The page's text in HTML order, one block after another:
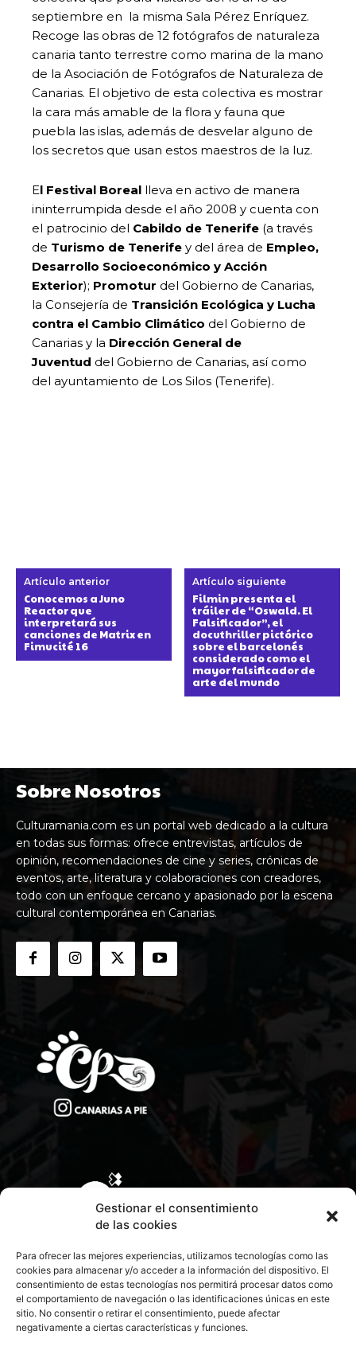
Gestionar el consentimiento
de las cookies
Para ofrecer las mejores experiencias, utilizamos tecnologías como las
cookies para almacenar y/o acceder a la información del dispositivo. El
consentimiento de estas tecnologías nos permitirá procesar datos como
el comportamiento de navegación o las identificaciones únicas en este
sitio. No consentir o retirar el consentimiento, puede afectar
negativamente a ciertas características y funciones.
septiembre en la misma Sala Pérez Enríquez.
Recoge las obras de 12 fotógrafos de naturaleza
canaria tanto terrestre como marina de la mano
de la Asociación de Fotógrafos de Naturaleza de
Canarias. El objetivo de esta colectiva es mostrar
la cara más amable de la flora y fauna que
puebla las islas, además de desvelar alguno de
los secretos que usan estos maestros de la luz.
El Festival Boreal lleva en activo de manera
ininterrumpida desde el año 2008 y cuenta con
el patrocinio del Cabildo de Tenerife (a través
de Turismo de Tenerife y del área de Empleo,
Desarrollo Socioeconómico y Acción
Exterior); Promotur del Gobierno de Canarias,
la Consejería de Transición Ecológica y Lucha
contra el Cambio Climático del Gobierno de
Canarias y la Dirección General de
Juventud del Gobierno de Canarias, así como
del ayuntamiento de Los Silos (Tenerife).
Artículo anterior
Conocemos a Juno
Reactor que
interpretará sus
canciones de Matrix en
Fimucité 16
Artículo siguiente
Filmin presenta el
tráiler de “Oswald. El
Falsificador”, el
docuthriller pictórico
sobre el barcelonés
considerado como el
mayor falsificador de
arte del mundo
Sobre Nosotros
Culturamania.com es un portal web dedicado a la cultura
en todas sus formas: ofrece entrevistas, artículos de
opinión, recomendaciones de cine y series, crónicas de
eventos, arte, literatura y colaboraciones con creadores,
todo con un enfoque cercano y apasionado por la escena
cultural contemporánea en Canarias.
CONTACTA CON NOSOTROS